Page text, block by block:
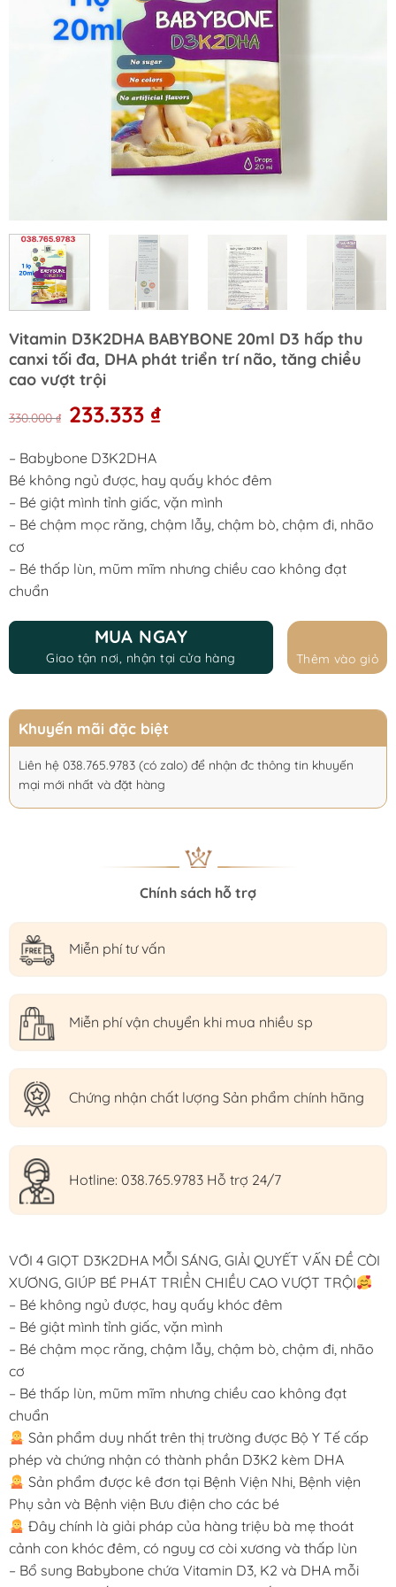
Vitamin D3K2DHA BABYBONE 20ml D3 hấp thu
canxi tối đa, DHA phát triển trí não, tăng chiều
cao vượt trội
330.000₫ Original
price
330.000 ₫.
233.333 ₫Current
– Babybone D3K2DHA
Bé không ngủ được, hay quấy khóc đêm
– Bé giật mình tỉnh giấc, vặn mình
– Bé chậm mọc răng, chậm lẫy, chậm bò, chậm đi, nhão
cơ
– Bé thấp lùn, mũm mĩm nhưng chiều cao không đạt
chuẩn
MUA NGAY
Giao tận nơi, nhận tại cửa hàng Thêm vào giỏ
Khuyến mãi đặc biệt
Liên hệ 038.765.9783 (có zalo) để nhận đc thông tin khuyến
mại mới nhất và đặt hàng
Chính sách hỗ trợ
Miễn phí tư vấn
Miễn phí vận chuyển khi mua nhiều sp
Chứng nhận chất lượng Sản phẩm chính hãng
Hotline: 038.765.9783 Hỗ trợ 24/7
VỚI 4 GIỌT D3K2DHA MỖI SÁNG, GIẢI QUYẾT VẤN ĐỀ CÒI
XƯƠNG, GIÚP BÉ PHÁT TRIỂN CHIỀU CAO VƯỢT TRỘI
– Bé không ngủ được, hay quấy khóc đêm
– Bé giật mình tỉnh giấc, vặn mình
– Bé chậm mọc răng, chậm lẫy, chậm bò, chậm đi, nhão
cơ
– Bé thấp lùn, mũm mĩm nhưng chiều cao không đạt
chuẩn
Sản phẩm duy nhất trên thị trường được Bộ Y Tế cấp
phép và chứng nhận có thành phần D3K2 kèm DHA
Sản phẩm được kê đơn tại Bệnh Viện Nhi, Bệnh viện
Phụ sản và Bệnh viện Bưu điện cho các bé
Đây chính là giải pháp của hàng triệu bà mẹ thoát
cảnh con khóc đêm, có nguy cơ còi xương và thấp lùn
– Bổ sung Babybone chứa Vitamin D3, K2 và DHA mỗi